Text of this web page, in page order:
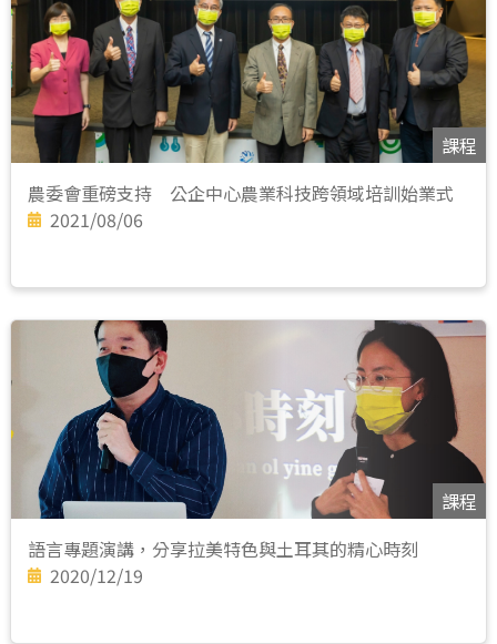
課程
農委會重磅支持 公企中心農業科技跨領域培訓始業式
2021/08/06
課程
語言專題演講，分享拉美特色與土耳其的精心時刻
2020/12/19